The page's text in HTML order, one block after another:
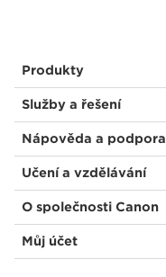
Produkty
Služby a řešení
Nápověda a podpora
Učení a vzdělávání
O společnosti Canon
Můj účet